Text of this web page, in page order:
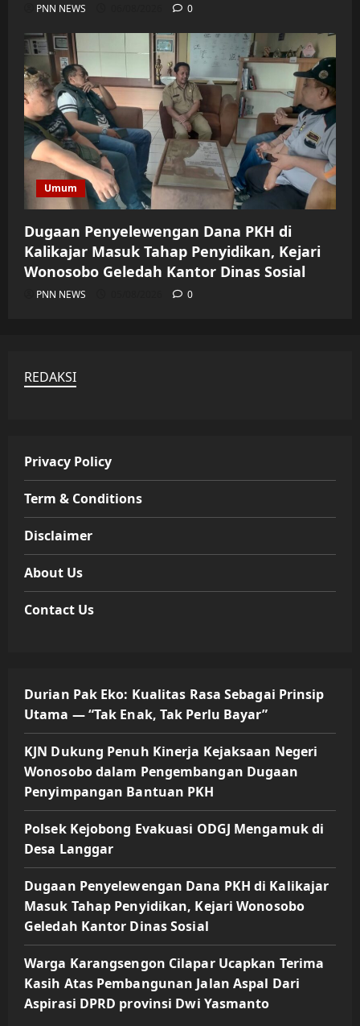
PNN NEWS 0
Umum
Dugaan Penyelewengan Dana PKH di
Kalikajar Masuk Tahap Penyidikan, Kejari
Wonosobo Geledah Kantor Dinas Sosial
PNN NEWS 0
REDAKSI
Privacy Policy
Term & Conditions
Disclaimer
About Us
Contact Us
Durian Pak Eko: Kualitas Rasa Sebagai Prinsip
Utama — “Tak Enak, Tak Perlu Bayar”
KJN Dukung Penuh Kinerja Kejaksaan Negeri
Wonosobo dalam Pengembangan Dugaan
Penyimpangan Bantuan PKH
Polsek Kejobong Evakuasi ODGJ Mengamuk di
Desa Langgar
Dugaan Penyelewengan Dana PKH di Kalikajar
Masuk Tahap Penyidikan, Kejari Wonosobo
Geledah Kantor Dinas Sosial
Warga Karangsengon Cilapar Ucapkan Terima
Kasih Atas Pembangunan Jalan Aspal Dari
Aspirasi DPRD provinsi Dwi Yasmanto